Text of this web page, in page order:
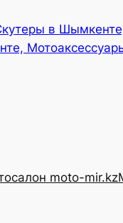
в
moto-mir.kz